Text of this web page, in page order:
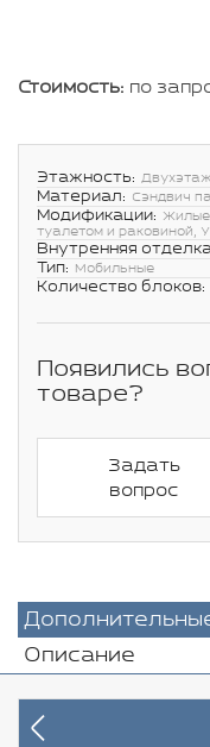
Стоимость: по
Этажность:
Материал: Сэндвич
Модификации:
туалетом и раковиной,
Внутренняя
Тип: Мобильные
Количество блоков:
Появились
товаре?
Задать
вопрос
Описание